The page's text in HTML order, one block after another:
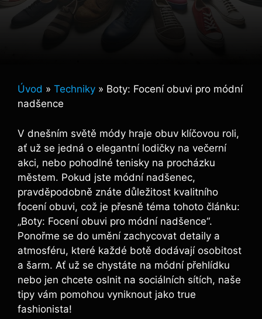
Úvod » Techniky » Boty: Focení obuvi pro módní
nadšence
V dnešním světě módy hraje obuv klíčovou roli,
ať už se jedná o elegantní lodičky na večerní
akci, nebo pohodlné tenisky na procházku
městem. Pokud jste módní nadšenec,
pravděpodobně znáte důležitost kvalitního
focení obuvi, což je přesně téma tohoto článku:
„Boty: Focení obuvi pro módní nadšence“.
Ponořme se do umění zachycovat detaily a
atmosféru, které každé botě dodávají osobitost
a šarm. Ať už se chystáte na módní přehlídku
nebo jen chcete oslnit na sociálních sítích, naše
tipy vám pomohou vyniknout jako true
fashionista!